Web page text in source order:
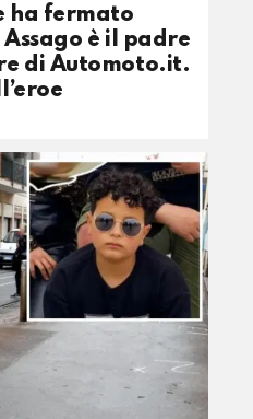
ha fermato
è il padre
di Automoto.it.